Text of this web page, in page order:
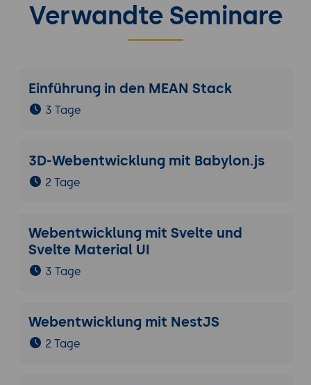
Verwandte Seminare
Einführung in den MEAN Stack
3 Tage
3D-Webentwicklung mit Babylon.js
2 Tage
Webentwicklung mit Svelte und
Svelte Material UI
3 Tage
Webentwicklung mit NestJS
2 Tage